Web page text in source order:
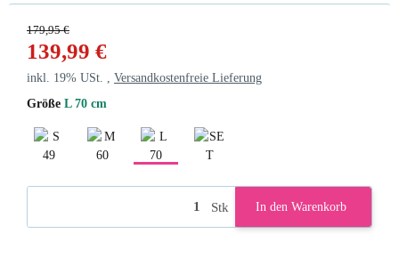
179,95 €
139,99 €
inkl. 19% USt. , Versandkostenfreie Lieferung
Größe L 70 cm
Stk In den Warenkorb